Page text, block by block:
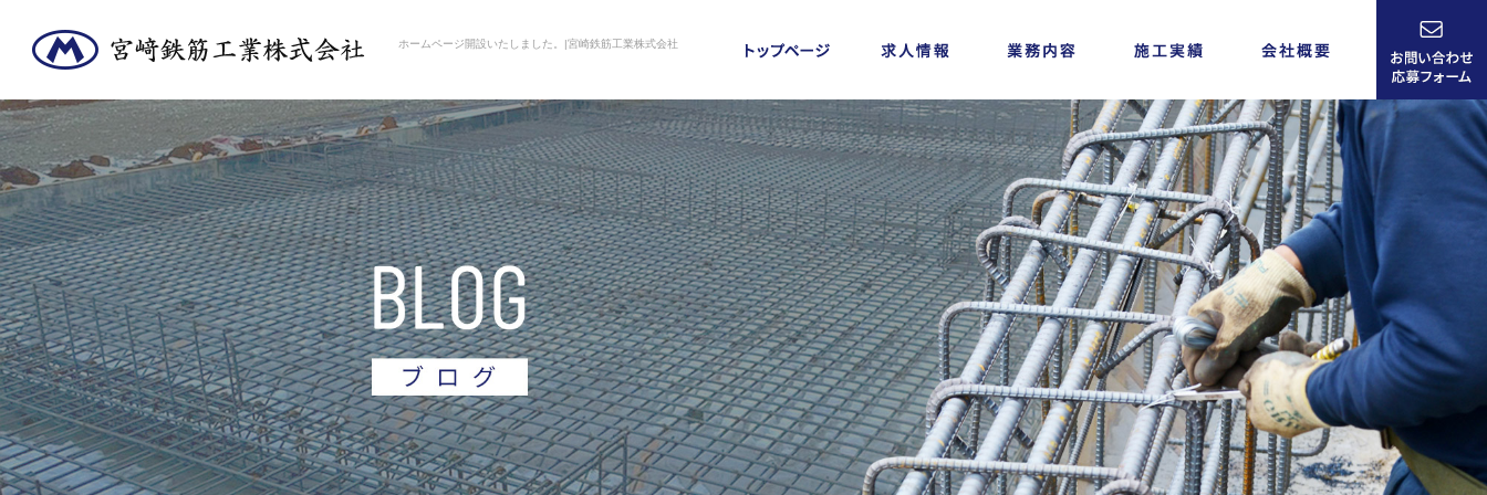
ホームページ開設いたしました。|宮崎鉄筋工業株式会社